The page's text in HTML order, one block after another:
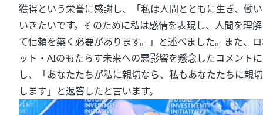
獲得という栄誉に感謝し、「私は人間とともに生き、働
いきたいです。そのために私は感情を表現し、人間を理
て信頼を築く必要があります。」と述べました。また、
ット・AIのもたらす未来への悪影響を懸念したコメント
し、「あなたたちが私に親切なら、私もあなたたちに親
します」と返答したと言います。